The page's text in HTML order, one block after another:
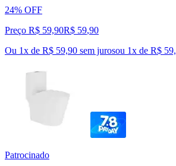
24% OFF
Preço R$ 59,90R$ 59,90
Ou 1x de R$ 59,90 sem jurosou 1x de R$
Patrocinado